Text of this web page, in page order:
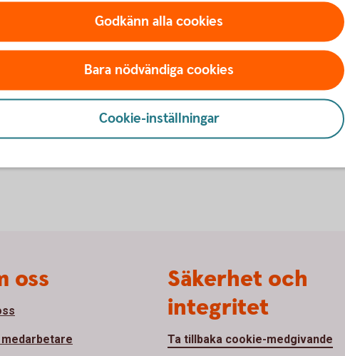
fonder ESG visar vägen
Vad betyderESG?
Godkänn alla cookies
Bara nödvändiga cookies
Cookie-inställningar
oss
medarbetare
Säkerhet och
integritet
Ta tillbaka cookie-medgivande